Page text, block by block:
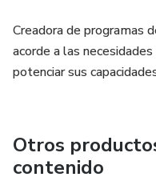
7. Soporte exclusivo por
acompañar tu proceso y
Creadora de programas
acorde a las
potenciar sus
Otros
contenido